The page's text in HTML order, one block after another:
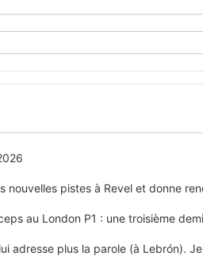
nouvelles pistes à Revel et donne
au London P1 : une troisième
adresse plus la parole (à Lebrón).